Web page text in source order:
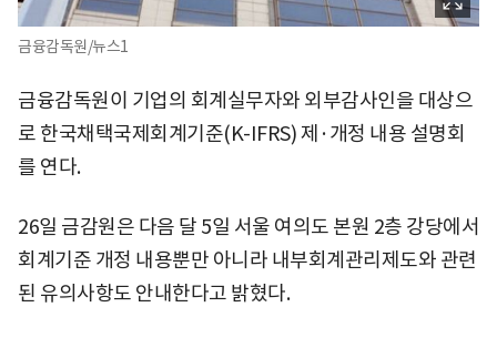
금융감독원/뉴스1
금융감독원이 기업의 회계실무자와 외부감사인을 대상으
로 한국채택국제회계기준(K-IFRS) 제·개정 내용 설명회
를 연다.
26일 금감원은 다음 달 5일 서울 여의도 본원 2층 강당에서
회계기준 개정 내용뿐만 아니라 내부회계관리제도와 관련
된 유의사항도 안내한다고 밝혔다.